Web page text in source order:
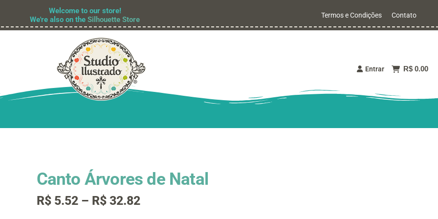
Welcome to our store!
We're also on theSilhouette Store Termos e Condições Contato
Entrar R$ 0.00
Canto Árvores de Natal
R$5.52 – R$32.82Faixa